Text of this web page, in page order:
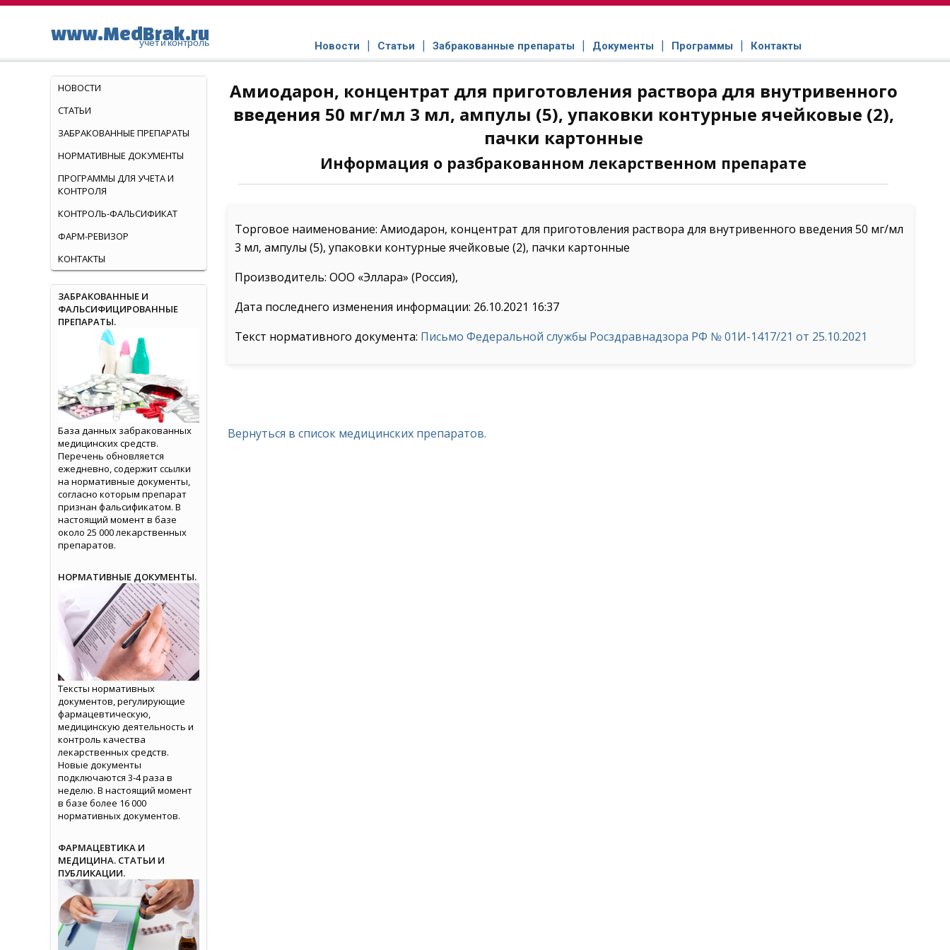
www.MedBrak.ru
учет и контроль Новости Статьи Забракованные препараты Документы Программы Контакты
Амиодарон, концентрат для приготовления раствора для внутривенного
введения 50 мг/мл 3 мл, ампулы (5), упаковки контурные ячейковые (2),
пачки картонные
Информация о разбракованном лекарственном препарате
Торговое наименование: Амиодарон, концентрат для приготовления раствора для внутривенного введения 50 мг/мл
3 мл, ампулы (5), упаковки контурные ячейковые (2), пачки картонные
Производитель: ООО «Эллара» (Россия),
Дата последнего изменения информации: 26.10.2021 16:37
Текст нормативного документа: Письмо Федеральной службы Росздравнадзора РФ № 01И-1417/21 от 25.10.2021
Вернуться в список медицинских препаратов.
НОВОСТИ
СТАТЬИ
ЗАБРАКОВАННЫЕ ПРЕПАРАТЫ
НОРМАТИВНЫЕ ДОКУМЕНТЫ
ПРОГРАММЫ ДЛЯ УЧЕТА И
КОНТРОЛЯ
КОНТРОЛЬ-ФАЛЬСИФИКАТ
ФАРМ-РЕВИЗОР
КОНТАКТЫ
ЗАБРАКОВАННЫЕ И
ФАЛЬСИФИЦИРОВАННЫЕ
ПРЕПАРАТЫ.
База данных забракованных
медицинских средств.
Перечень обновляется
ежедневно, содержит ссылки
на нормативные документы,
согласно которым препарат
признан фальсификатом. В
настоящий момент в базе
около 25 000 лекарственных
препаратов.
НОРМАТИВНЫЕ ДОКУМЕНТЫ.
Тексты нормативных
документов, регулирующие
фармацевтическую,
медицинскую деятельность и
контроль качества
лекарственных средств.
Новые документы
подключаются 3-4 раза в
неделю. В настоящий момент
в базе более 16 000
нормативных документов.
ФАРМАЦЕВТИКА И
МЕДИЦИНА. СТАТЬИ И
ПУБЛИКАЦИИ.